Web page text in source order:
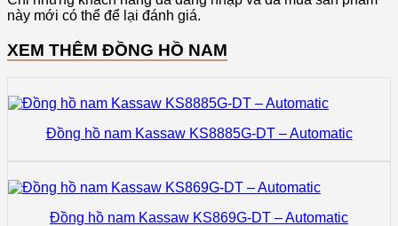
này mới có thể để lại đánh giá.
XEM THÊM ĐỒNG HỒ NAM
Đồng hồ nam Kassaw KS8885G-DT – Automatic
Đồng hồ nam Kassaw KS869G-DT – Automatic